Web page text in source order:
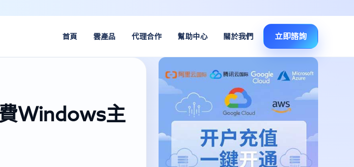
首頁 雲產品 代理合作 幫助中心 關於我們 立即諮詢
Windows主